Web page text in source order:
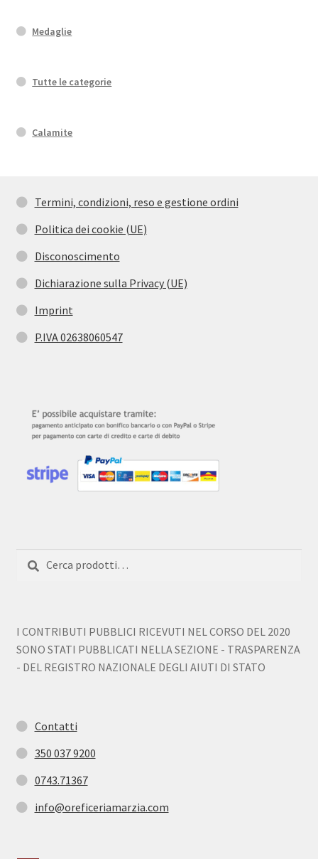
Medaglie
Tutte le categorie
Calamite
Termini, condizioni, reso e gestione ordini
Politica dei cookie (UE)
Disconoscimento
Dichiarazione sulla Privacy (UE)
Imprint
P.IVA 02638060547
Cerca:
Cerca
I CONTRIBUTI PUBBLICI RICEVUTI NEL CORSO DEL 2020
SONO STATI PUBBLICATI NELLA SEZIONE - TRASPARENZA
- DEL REGISTRO NAZIONALE DEGLI AIUTI DI STATO
Contatti
350 037 9200
0743.71367
info@oreficeriamarzia.com